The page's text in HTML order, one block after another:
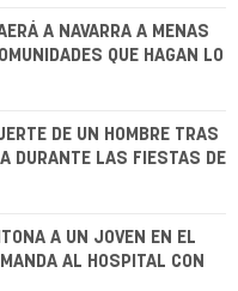
A NAVARRA A MENAS
QUE HAGAN LO
DE UN HOMBRE TRAS
DURANTE LAS FIESTAS DE
A UN JOVEN EN EL
AL HOSPITAL CON